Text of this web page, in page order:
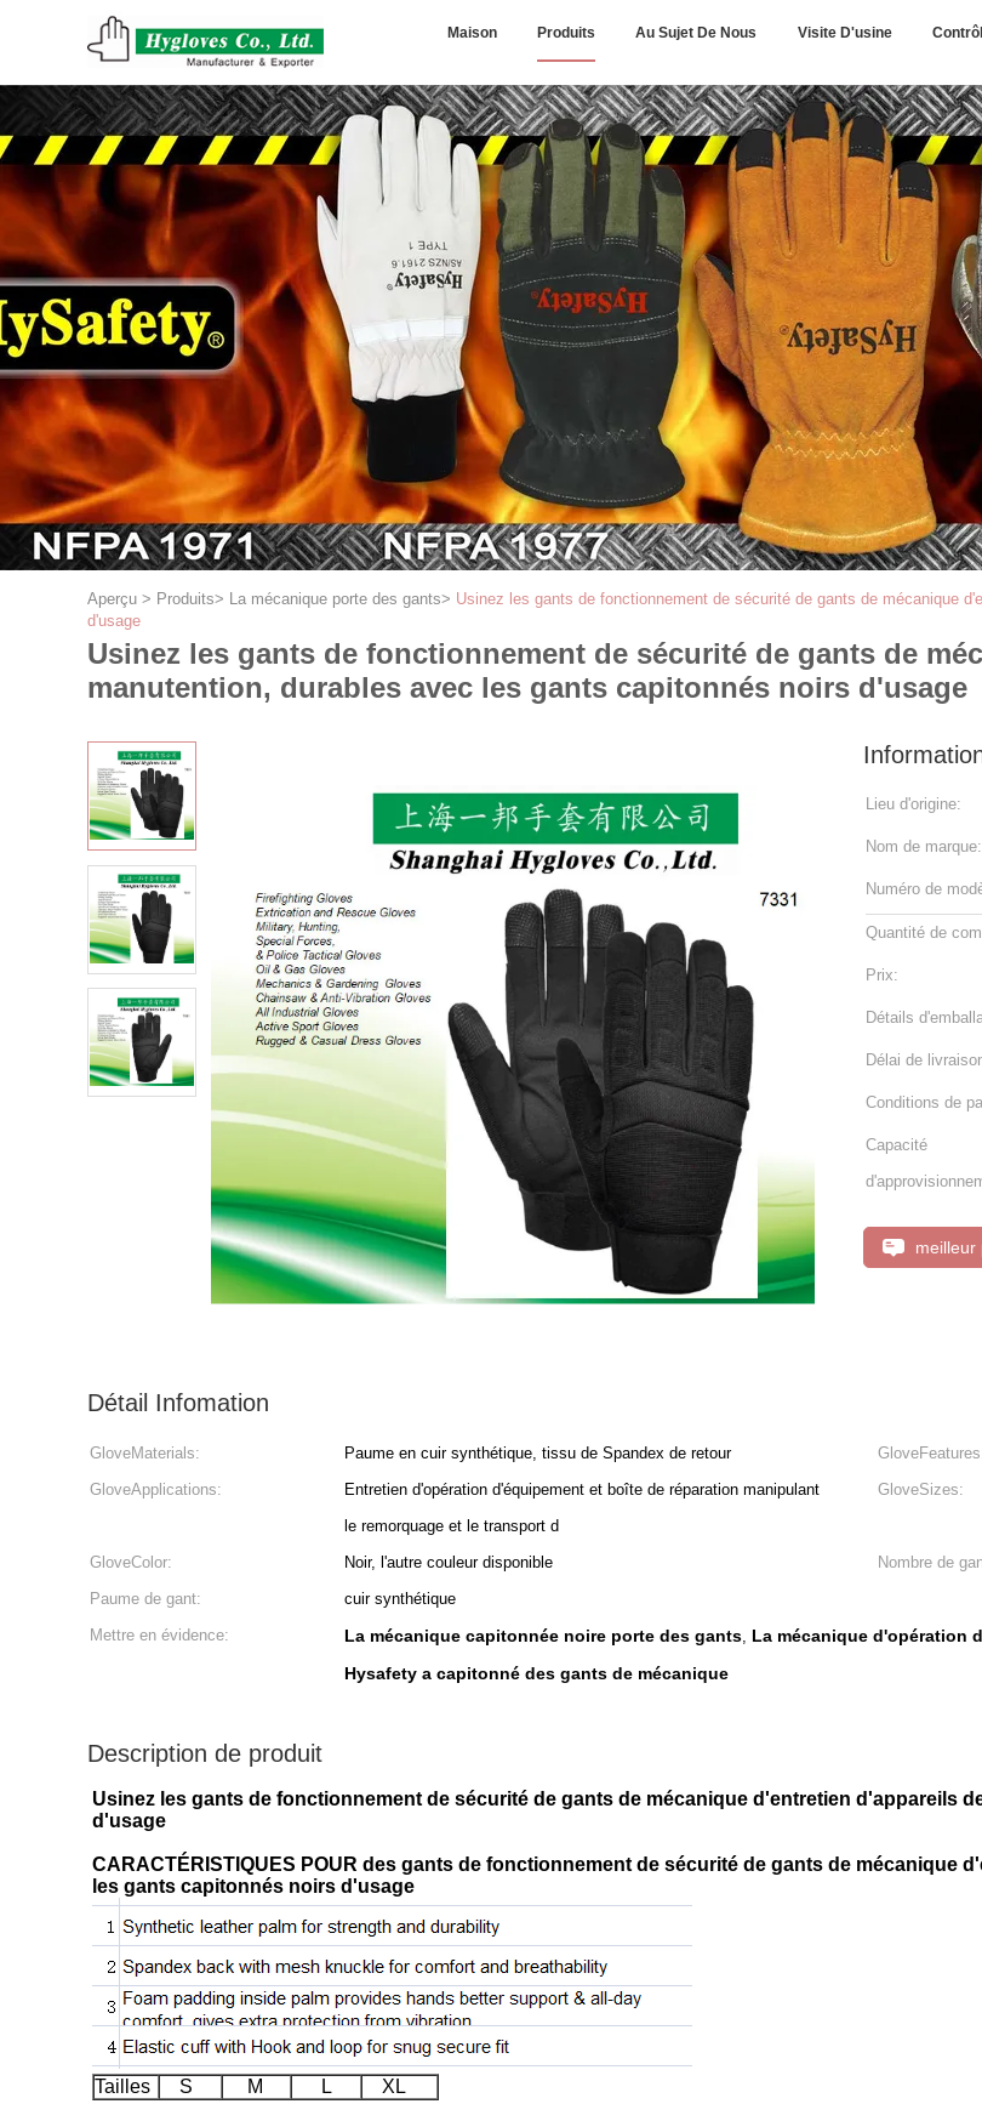
Maison Produits Au Sujet De Nous Visite D'usine
Aperçu > Produits> La mécanique porte des gants> Usinez les gants de fonctionnement de sécurité de gants de mécanique
d'usage
Usinez les gants de fonctionnement de sécurité de gants de
manutention, durables avec les gants capitonnés noirs d'usage
Lieu d'origine:
Nom de marque:
Numéro de
Quantité de
Prix:
Détails
Délai de
Conditions de
Capacité
meilleur
Détail Infomation
GloveMaterials: Paume en cuir synthétique, tissu de Spandex de retour
GloveApplications:
Entretien d'opération d'équipement et boîte de réparation manipulant
le remorquage et le transport d
GloveSizes:
GloveColor: Noir, l'autre couleur disponible Nombre de
Paume de gant:
cuir synthétique
Mettre en évidence:
La mécanique capitonnée noire porte des gants, La mécanique d'opération
Hysafety a capitonné des gants de mécanique
Description de produit
Usinez les gants de fonctionnement de sécurité de gants de mécanique d'entretien d'appareils
d'usage
CARACTÉRISTIQUES POUR des gants de fonctionnement de sécurité de gants de mécanique
les gants capitonnés noirs d'usage
Tailles S M L XL